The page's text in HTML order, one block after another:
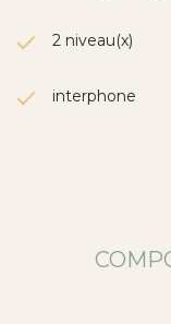
2 niveau(x)
interphone